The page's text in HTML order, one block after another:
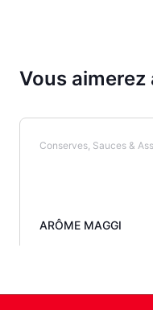
Vous aimerez
Conserves, Sauces &
ARÔME MAGGI